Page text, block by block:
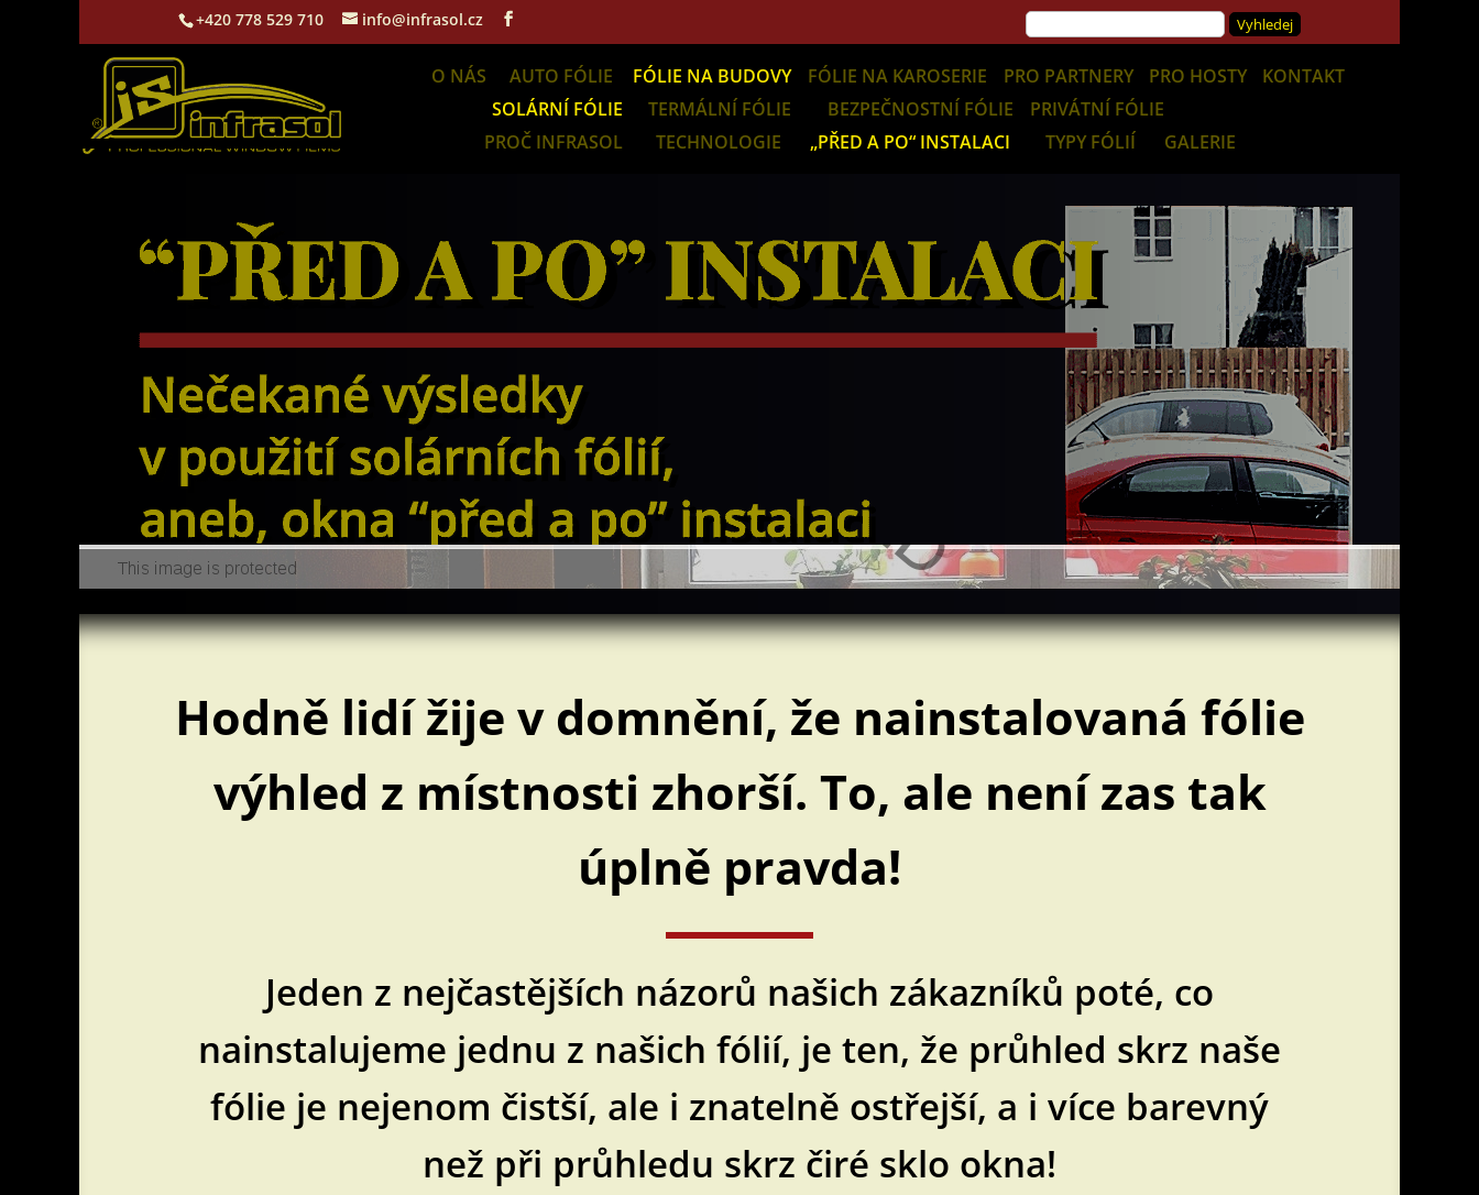
+420 778 529 710 info@infrasol.cz
O NÁS AUTO FÓLIE FÓLIE NA BUDOVY FÓLIE NA KAROSERIE PRO PARTNERY PRO HOSTY
KONTAKT
SOLÁRNÍ FÓLIE
TERMÁLNÍ FÓLIE BEZPEČNOSTNÍ FÓLIE
PRIVÁTNÍ FÓLIE
PROČ INFRASOL
TECHNOLOGIE „PŘED A PO“ INSTALACI TYPY FÓLIÍ GALERIE
Hodně lidí žije v domnění, že nainstalovaná fólie
výhled z místnosti zhorší. To, ale není zas tak
úplně pravda!
Jeden z nejčastějších názorů našich zákazníků poté, co
nainstalujeme jednu z našich fólií, je ten, že průhled skrz naše
fólie je nejenom čistší, ale i znatelně ostřejší, a i více barevný
než při průhledu skrz čiré sklo okna!